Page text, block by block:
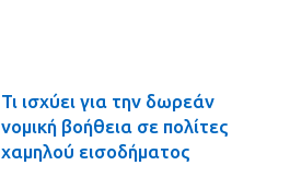
Τι ισχύει για την δωρεάν
νομική βοήθεια σε πολίτες
χαμηλού εισοδήματος